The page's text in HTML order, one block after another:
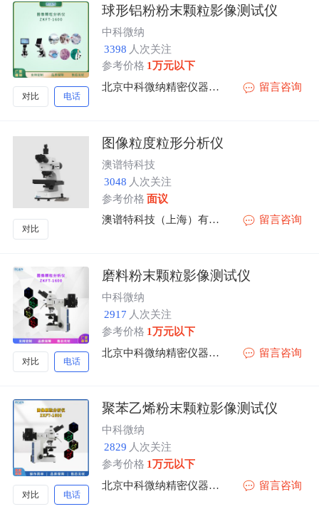
对比 电话
球形铝粉粉末颗粒影像测试仪
中科微纳
3398 人次关注
参考价格 1万元以下
北京中科微纳精密仪器有限公司
留言咨询
对比
图像粒度粒形分析仪
澳谱特科技
3048 人次关注
参考价格 面议
澳谱特科技（上海）有限公司
留言咨询
对比 电话
磨料粉末颗粒影像测试仪
中科微纳
2917 人次关注
参考价格 1万元以下
北京中科微纳精密仪器有限公司
留言咨询
对比 电话
聚苯乙烯粉末颗粒影像测试仪
中科微纳
2829 人次关注
参考价格 1万元以下
北京中科微纳精密仪器有限公司
留言咨询